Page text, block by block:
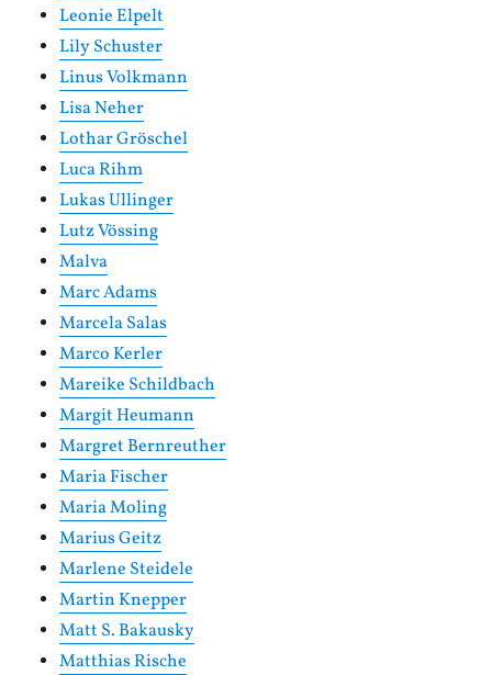
Leonie Elpelt
Lily Schuster
Linus Volkmann
Lisa Neher
Lothar Gröschel
Luca Rihm
Lukas Ullinger
Lutz Vössing
Malva
Marc Adams
Marcela Salas
Marco Kerler
Mareike Schildbach
Margit Heumann
Margret Bernreuther
Maria Fischer
Maria Moling
Marius Geitz
Marlene Steidele
Martin Knepper
Matt S. Bakausky
Matthias Rische